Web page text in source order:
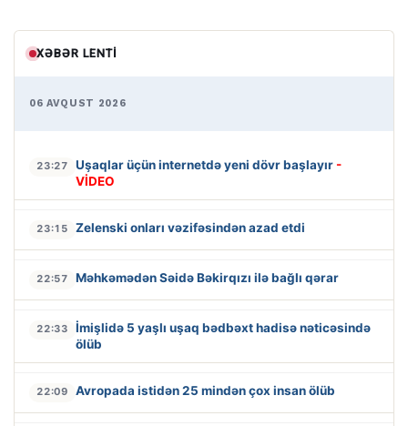
XƏBƏR LENTI
06 AVQUST 2026
23:27 Uşaqlar üçün internetdə yeni dövr başlayır -
VİDEO
23:15 Zelenski onları vəzifəsindən azad etdi
22:57 Məhkəmədən Səidə Bəkirqızı ilə bağlı qərar
22:33
İmişlidə 5 yaşlı uşaq bədbəxt hadisə nəticəsində
ölüb
22:09 Avropada istidən 25 mindən çox insan ölüb